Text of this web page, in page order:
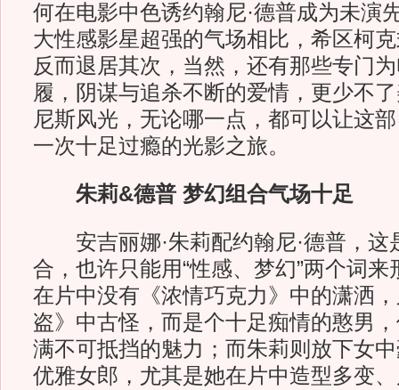
何在电影中色诱约翰尼·德普成为未演
大性感影星超强的气场相比，希区柯
反而退居其次，当然，还有那些专门
履，阴谋与追杀不断的爱情，更少不
尼斯风光，无论哪一点，都可以让这
一次十足过瘾的光影之旅。
朱莉&德普 梦幻组合气场十足
安吉丽娜·朱莉配约翰尼·德普，这
合，也许只能用“性感、梦幻”两个词
在片中没有《浓情巧克力》中的潇洒
盗》中古怪，而是个十足痴情的憨男
满不可抵挡的魅力；而朱莉则放下女
优雅女郎，尤其是她在片中造型多变